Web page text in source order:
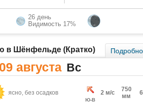
26 день
Видимость 17%
в Шёнфельде (Кратко) Подробно
09 августа Вс
ясно, без осадков
Ю-В
2 м/с
750
мм